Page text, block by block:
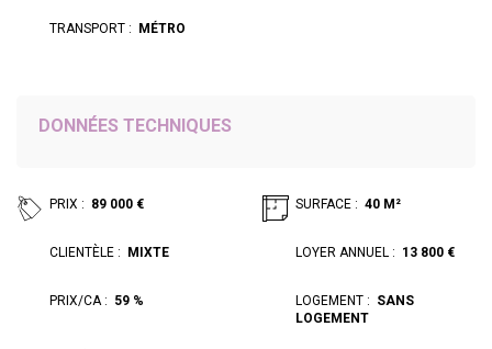
TRANSPORT : MÉTRO
DONNÉES TECHNIQUES
PRIX : 89 000 € SURFACE : 40 M²
CLIENTÈLE : MIXTE LOYER ANNUEL : 13 800 €
PRIX/CA : 59 % LOGEMENT : SANS
LOGEMENT